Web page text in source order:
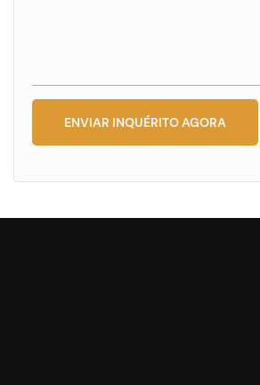
ENVIAR INQUÉRITO AGORA